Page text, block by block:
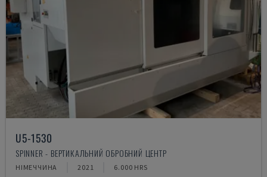
U5-1530
SPINNER - ВЕРТИКАЛЬНИЙ ОБРОБНИЙ ЦЕНТР
НІМЕЧЧИНА 2021 6.000 HRS